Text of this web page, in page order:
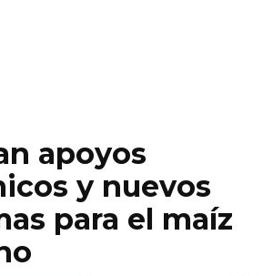
apoyos
y nuevos
para el maíz